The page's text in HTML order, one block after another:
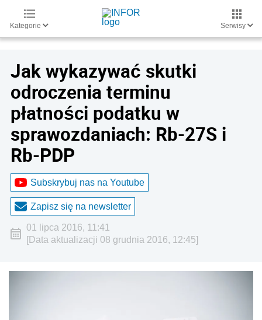
Kategorie Serwisy
Jak wykazywać skutki
odroczenia terminu
płatności podatku w
sprawozdaniach: Rb-27S i
Rb-PDP
Subskrybuj nas na Youtube
Zapisz się na newsletter
01 lipca 2016, 11:41
[Data aktualizacji 08 grudnia 2016, 12:45]